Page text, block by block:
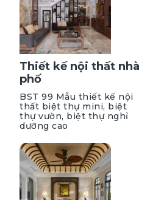
Thiết kế nội thất nhà
phố
BST 99 Mẫu thiết kế nội
thất biệt thự mini, biệt
thự vườn, biệt thự nghỉ
dưỡng cao